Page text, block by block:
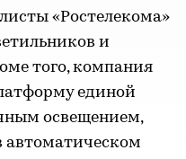
«Ростелекома»
и
того, компания
единой
освещением,
автоматическом